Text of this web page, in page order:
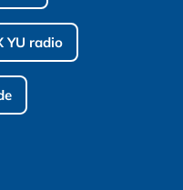
YU radio